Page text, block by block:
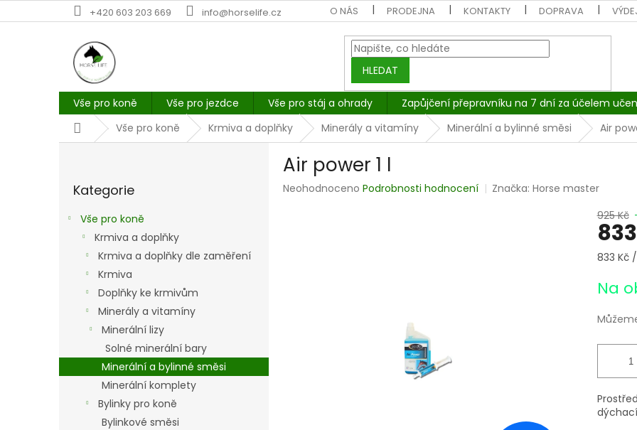
na
+420 603 203 669 info@horselife.cz O NÁS PRODEJNA KONTAKTY DOPRAVA
HLEDAT
Vše pro koně Vše pro jezdce Vše pro stáj a ohrady Zapůjčení přepravníku na 7 dní za účelem
DomůVše pro koně Krmiva a doplňky Minerály a vitamíny Minerální a bylinné směsi Air
l
kategorie
Kategorie
Vše pro koně
Krmiva a doplňky
Krmiva a doplňky dle zaměření
Krmiva
Doplňky ke krmivům
Minerály a vitamíny
Minerální lizy
Solné minerální bary
Minerální a bylinné směsi
Minerální komplety
Bylinky pro koně
Bylinkové směsi
Air power 1 l
Průměrné
Neohodnoceno Podrobnosti hodnocení Značka:Horse master
925 Kč
Měrná
833 Kč /
Na